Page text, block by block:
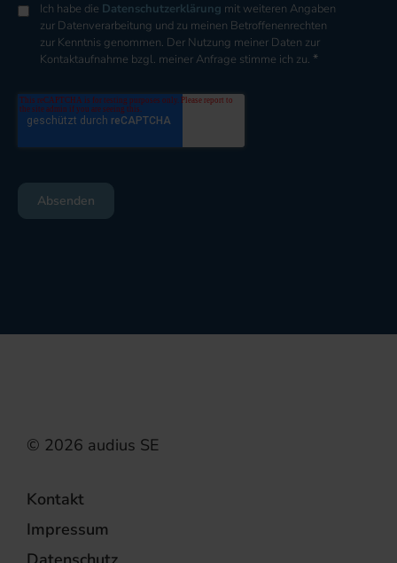
Ich habe die Datenschutzerklärung mit weiteren Angaben
zur Datenverarbeitung und zu meinen Betroffenenrechten
zur Kenntnis genommen. Der Nutzung meiner Daten zur
Kontaktaufnahme bzgl. meiner Anfrage stimme ich zu. *
Kontakt
Impressum